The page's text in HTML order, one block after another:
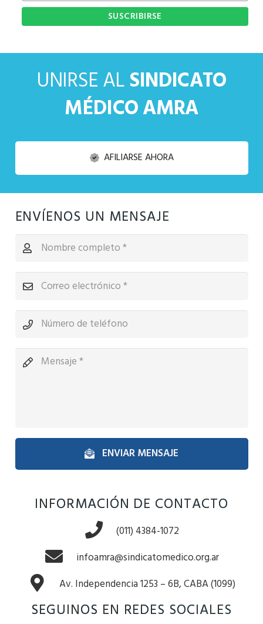
UNIRSE ALSINDICATO
MÉDICO AMRA
AFILIARSE AHORA
ENVÍENOS UN MENSAJE
ENVIAR MENSAJE
INFORMACIÓN DE CONTACTO
(011) 4384-1072
infoamra@sindicatomedico.org.ar
Av. Independencia 1253 – 6B, CABA (1099)
SEGUINOS EN REDES SOCIALES